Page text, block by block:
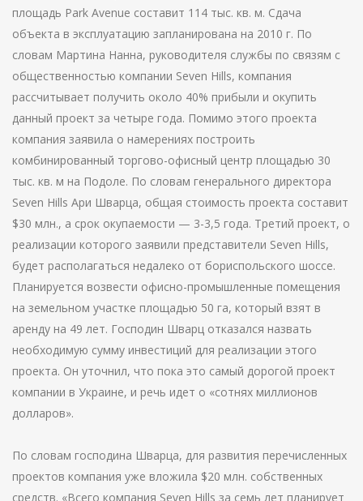
площадь Park Avenue составит 114 тыс. кв. м. Сдача
объекта в эксплуатацию запланирована на 2010 г. По
словам Мартина Нанна, руководителя службы по связям с
общественностью компании Seven Hills, компания
рассчитывает получить около 40% прибыли и окупить
данный проект за четыре года. Помимо этого проекта
компания заявила о намерениях построить
комбинированный торгово-офисный центр площадью 30
тыс. кв. м на Подоле. По словам генерального директора
Seven Hills Ари Шварца, общая стоимость проекта составит
$30 млн., а срок окупаемости — 3-3,5 года. Третий проект, о
реализации которого заявили представители Seven Hills,
будет располагаться недалеко от бориспольского шоссе.
Планируется возвести офисно-промышленные помещения
на земельном участке площадью 50 га, который взят в
аренду на 49 лет. Господин Шварц отказался назвать
необходимую сумму инвестиций для реализации этого
проекта. Он уточнил, что пока это самый дорогой проект
компании в Украине, и речь идет о «сотнях миллионов
долларов».
По словам господина Шварца, для развития перечисленных
проектов компания уже вложила $20 млн. собственных
средств. «Всего компания Seven Hills за семь лет планирует